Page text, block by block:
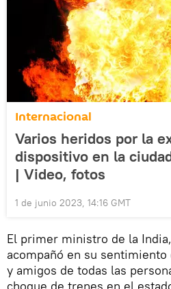
Internacional
Varios heridos por la
dispositivo en la
| Video, fotos
1 de junio 2023, 14:16 GMT
El primer ministro de la India,
acompañó en su
y amigos de todas las
choque de trenes en el